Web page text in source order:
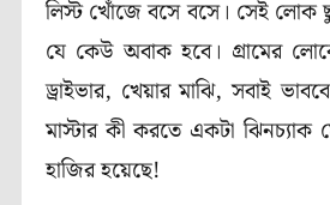
লিস্ট খোঁজে বসে বসে। সেই লোক
যে কেউ অবাক হবে। গ্রামের
ড্রাইভার, খেয়ার মাঝি, সবাই
মাস্টার কী করতে একটা ঝিনচ্যাক
হাজির হয়েছে!